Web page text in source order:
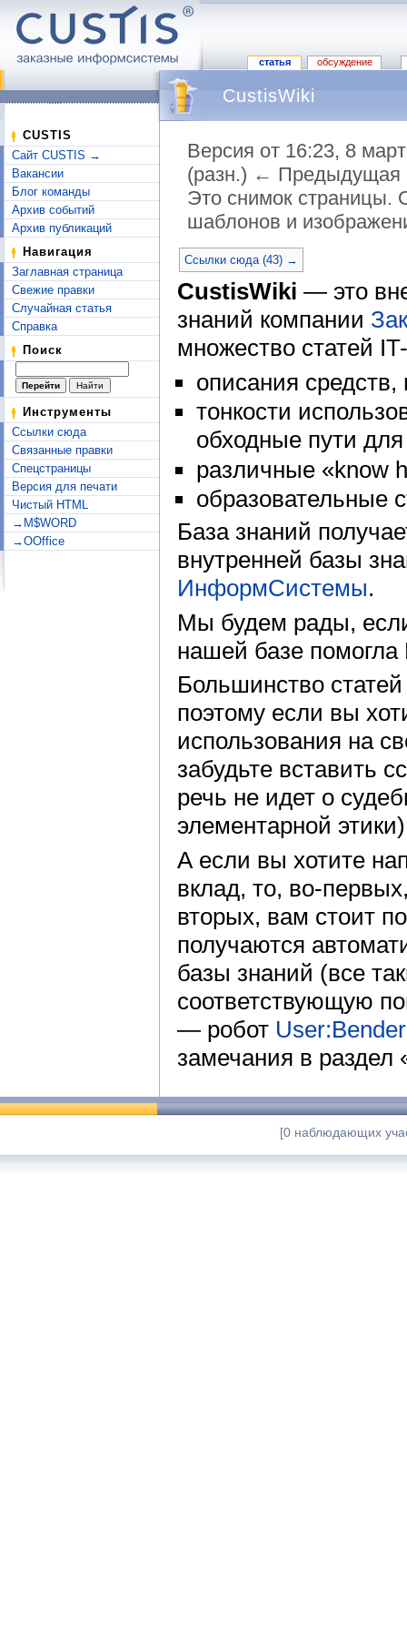
статья обсуждение
CUSTIS
Сайт CUSTIS →
Вакансии
Блог команды
Архив событий
Архив публикаций
Навигация
Заглавная страница
Свежие правки
Случайная статья
Справка
Поиск
Инструменты
Ссылки сюда
Связанные правки
Спецстраницы
Версия для печати
Чистый HTML
→M$WORD
→OOffice
CustisWiki
Версия от 16:23, 8
(разн.) ←
Это снимок страницы.
шаблонов и
Ссылки сюда (43) →
CustisWiki — это
знаний компании
множество статей
описания средств,
тонкости
обходные пути
различные «know
образовательные
База знаний
внутренней базы
ИнформСистемы.
Мы будем рады,
нашей базе
Большинство
поэтому если вы
использования на
забудьте вставить
речь не идет о
элементарной
А если вы хотите
вклад, то, во-
вторых, вам стоит
получаются
базы знаний (все
соответствующую
— робот
замечания в раздел
[_pw9_]
[0 наблюдающих